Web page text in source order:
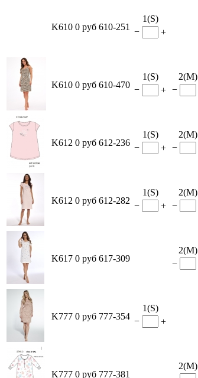
K610 0 руб 610-251
1(S)
−
+
K610 0 руб 610-470
1(S)
−
+
2(M)
−
K612 0 руб 612-236
1(S)
−
+
2(M)
−
K612 0 руб 612-282
1(S)
−
+
2(M)
−
K617 0 руб 617-309
2(M)
−
K777 0 руб 777-354
1(S)
−
+
K777 0 руб 777-381
2(M)